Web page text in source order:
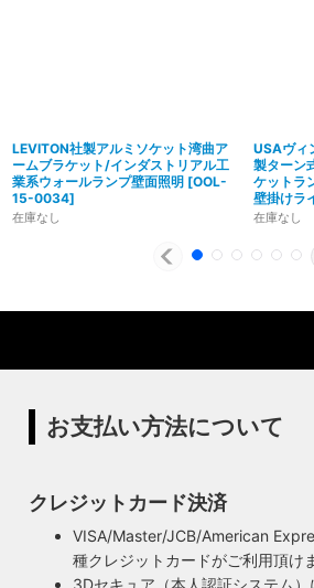
製造からアフターフォローま
ハイロミドットコムでは、アンティー
やヴィンテージの照明はカスタムしたり
ています。ハンドメイドによる小規模
◆もっと詳しく見る
の筒のようなインシュレーター（特殊な
縁体）が使われていることです。エジ
LEVITON社製アルミソケット湾曲ア
ームブラケット/インダストリアル工
業系ウォールランプ壁面照明 [OOL-
15-0034]
在庫なし
USAヴィ
製ターン
ケットラ
壁掛けラ
在庫なし
お支払い方法について
クレジットカード決済
VISA/Master/JCB/American
種クレジットカードがご利用頂け
3Dセキュア（本人認証システム）